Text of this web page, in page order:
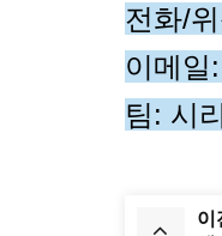
전화/
이메일
팀: 시
이